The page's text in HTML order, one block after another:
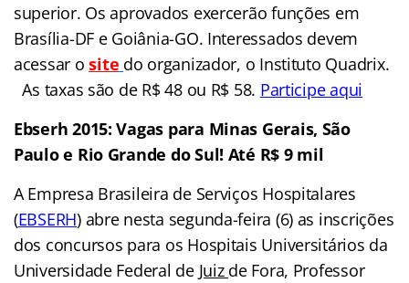
superior. Os aprovados exercerão funções em
Brasília-DF e Goiânia-GO. Interessados devem
acessar osite do organizador, o Instituto Quadrix.
As taxas são de R$ 48 ou R$ 58. Participe aqui
Ebserh 2015: Vagas para Minas Gerais, São
Paulo e Rio Grande do Sul! Até R$ 9 mil
A Empresa Brasileira de Serviços Hospitalares
(EBSERH) abre nesta segunda-feira (6) as inscrições
dos concursos para os Hospitais Universitários da
Universidade Federal de Juiz de Fora, Professor